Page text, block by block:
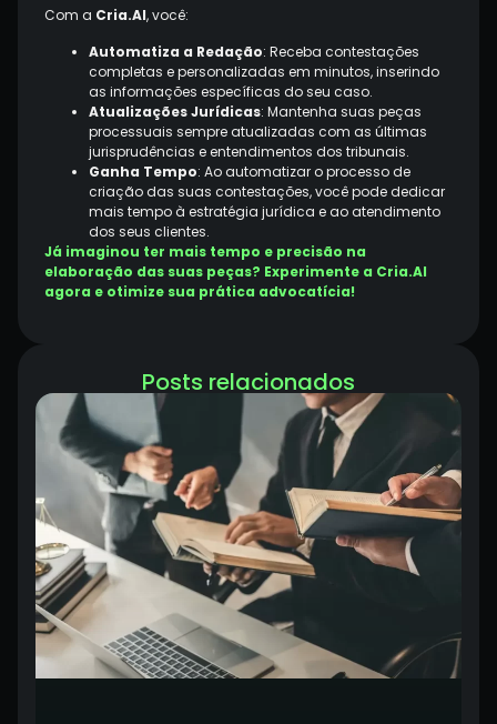
Com a Cria.AI, você:
Automatiza a Redação: Receba contestações
completas e personalizadas em minutos, inserindo
as informações específicas do seu caso.
Atualizações Jurídicas: Mantenha suas peças
processuais sempre atualizadas com as últimas
jurisprudências e entendimentos dos tribunais.
Ganha Tempo: Ao automatizar o processo de
criação das suas contestações, você pode dedicar
mais tempo à estratégia jurídica e ao atendimento
dos seus clientes.
Já imaginou ter mais tempo e precisão na
elaboração das suas peças? Experimente a Cria.AI
agora e otimize sua prática advocatícia!
Posts relacionados